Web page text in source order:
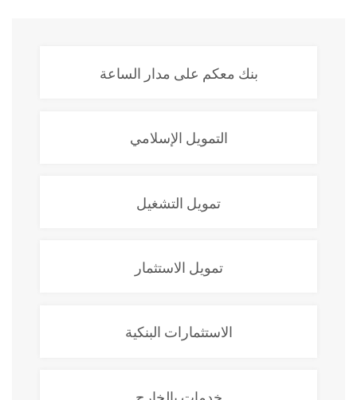
بنك معكم على مدار الساعة
التمويل الإسلامي
تمويل التشغيل
تمويل الاستثمار
الاستثمارات البنكية
خدمات بالخارج